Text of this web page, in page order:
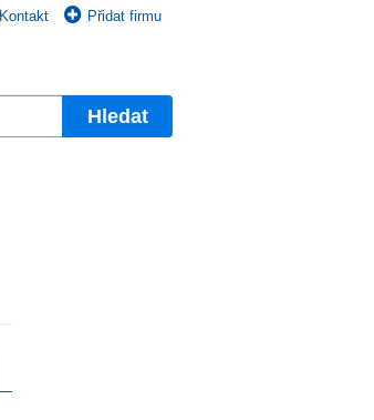
Kontakt Přidat firmu
Hledat